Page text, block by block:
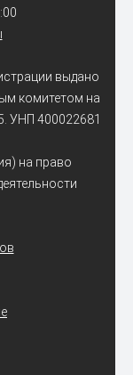
выдано
комитетом на
УНП 400022681
на право